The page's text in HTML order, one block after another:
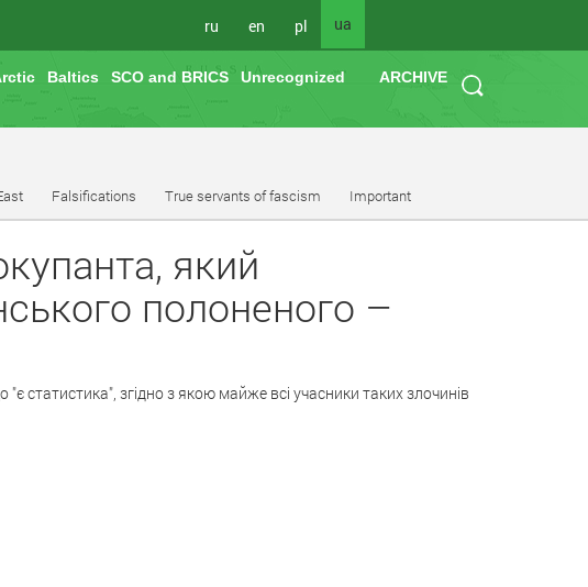
ru en pl ua
Baltics SCO and BRICS Unrecognized ARCHIVE
Falsifications True servants of fascism Important
який
полоненого –
статистика", згідно з якою майже всі учасники таких злочинів